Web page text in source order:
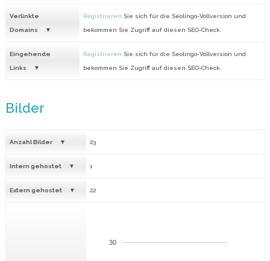
Verlinkte
Domains
Registrieren Sie sich für die Seolingo-Vollversion und
bekommen Sie Zugriff auf diesen SEO-Check.
Eingehende
Links
Registrieren Sie sich für die Seolingo-Vollversion und
bekommen Sie Zugriff auf diesen SEO-Check.
Bilder
Anzahl Bilder 23
Intern gehostet 1
Extern gehostet 22
30